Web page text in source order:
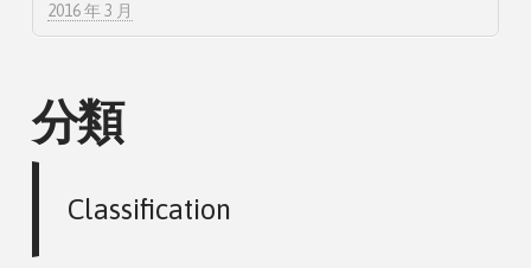
2016 年 3 月
分類
Classification